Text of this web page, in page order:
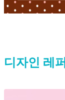
디자인 레